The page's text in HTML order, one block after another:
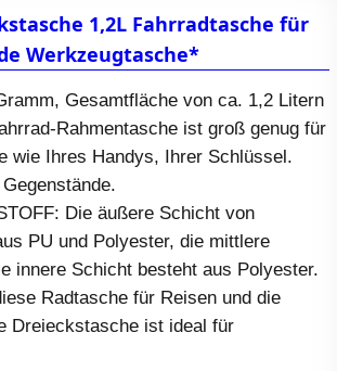
1,2L Fahrradtasche für
Werkzeugtasche*
Gesamtfläche von ca. 1,2 Litern
Rahmentasche ist groß genug für
wie Ihres Handys, Ihrer Schlüssel.
Die äußere Schicht von
PU und Polyester, die mittlere
innere Schicht besteht aus Polyester.
Radtasche für Reisen und die
Dreieckstasche ist ideal für